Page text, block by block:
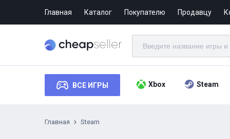
Главная Каталог Покупателю Продавцу
ВСЕ ИГРЫ Xbox Steam
Главная Steam